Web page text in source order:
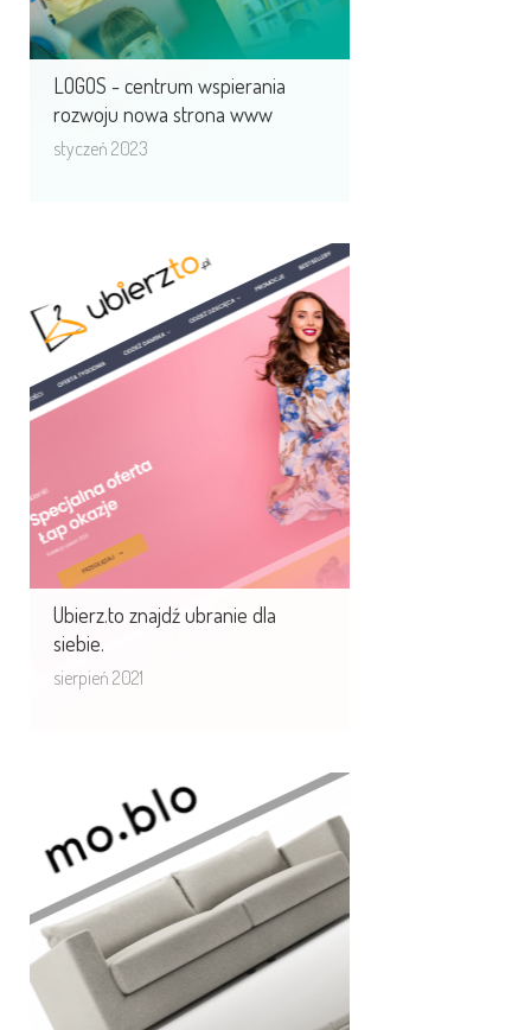
LOGOS - centrum wspierania
rozwoju nowa strona www
styczeń 2023
Ubierz.to znajdź ubranie dla
siebie.
sierpień 2021
Ubierz.to znajdź ubranie dla
siebie.
Ubierzto.pl powstał z pasji do mody
i jest przeznaczony dla osób, które
uwielbiają styl i chcą podążać za ...
Mo.blo - poznaj te meble
Moblo.eu to aplikacja, konfigurator
do sprzedaży dowolnych modułów
sof i kanap.